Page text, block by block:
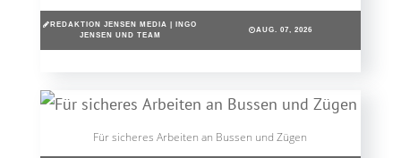
REDAKTION JENSEN MEDIA | INGO
JENSEN UND TEAM
AUG. 07, 2026
Für sicheres Arbeiten an Bussen und Zügen